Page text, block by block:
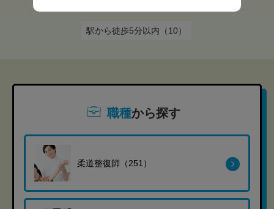
駅から徒歩5分以内（10）
職種から探す
柔道整復師（251）